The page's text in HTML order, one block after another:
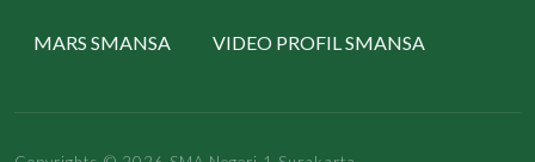
MARS SMANSA VIDEO PROFIL SMANSA